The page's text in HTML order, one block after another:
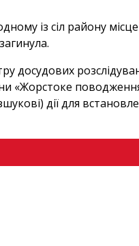
із сіл району
досудових
«Жорстоке
дії для